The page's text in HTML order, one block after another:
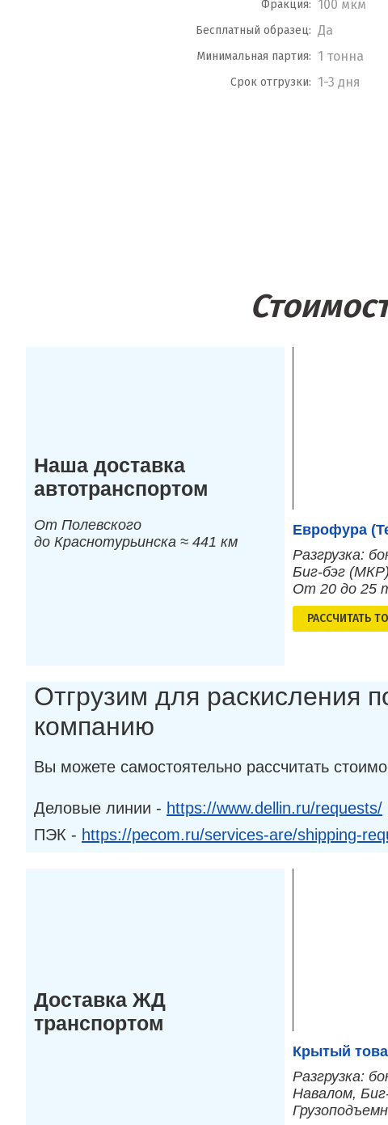
Фракция: 100 мкм
Бесплатный образец: Да
Минимальная партия: 1 тонна
Срок отгрузки: 1-3 дня
Наша доставка
автотранспортом
От Полевского
до Краснотурьинска ≈ 441 км
Еврофура
Разгрузка:
Биг-бэг
От 20 до 25
РАСCЧИТАТЬ
Отгрузим для раскисления
компанию
Вы можете самостоятельно рассчитать
Деловые линии - https://www.dellin.ru/requests/
ПЭК - https://pecom.ru/services-are/shipping-
Доставка ЖД
транспортом
Крытый
Разгрузка:
Навалом,